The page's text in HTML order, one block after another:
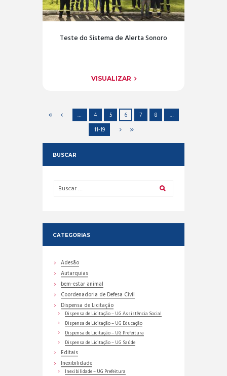
Teste do Sistema de Alerta Sonoro
VISUALIZAR
… 4 5 6 7 8
…
11-19
BUSCAR
CATEGORIAS
Adesão
Autarquias
bem-estar animal
Coordenadoria de Defesa Civil
Dispensa de Licitação
Dispensa de Licitação – UG Assistência Social
Dispensa de Licitação – UG Educação
Dispensa de Licitação – UG Prefeitura
Dispensa de Licitação – UG Saúde
Editais
Inexibilidade
Inexibilidade – UG Prefeitura